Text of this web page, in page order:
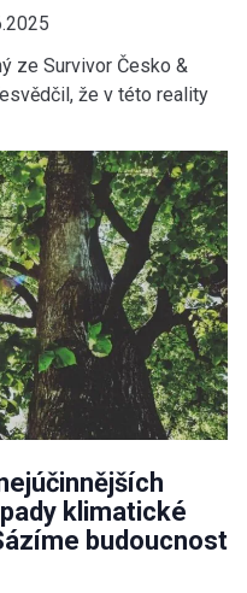
ze Survivor Česko &
že v této reality
klimatické
budoucnost